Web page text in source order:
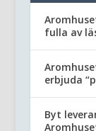
fulla av
erbjuda
Byt